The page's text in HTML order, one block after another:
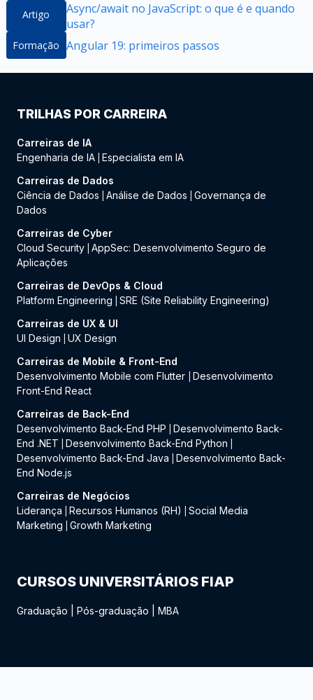
Artigo
Async/await no JavaScript: o que é e quando
usar?
Formação Angular 19: primeiros passos
TRILHAS POR CARREIRA
Carreiras de IA
Engenharia de IA Especialista em IA
Carreiras de Dados
Ciência de Dados
Análise de Dados
Governança de
Dados
Carreiras de Cyber
Cloud Security AppSec: Desenvolvimento Seguro de
Aplicações
Carreiras de DevOps & Cloud
Platform Engineering
SRE (Site Reliability Engineering)
Carreiras de UX & UI
UI Design
UX Design
Carreiras de Mobile & Front-End
Desenvolvimento Mobile com Flutter
Desenvolvimento
Front-End React
Carreiras de Back-End
Desenvolvimento Back-End PHP
Desenvolvimento Back-
End .NET
Desenvolvimento Back-End Python
Desenvolvimento Back-End Java
Desenvolvimento Back-
End Node.js
Carreiras de Negócios
Liderança
Recursos Humanos (RH)
Social Media
Marketing
Growth Marketing
CURSOS UNIVERSITÁRIOS FIAP
Graduação Pós-graduação MBA